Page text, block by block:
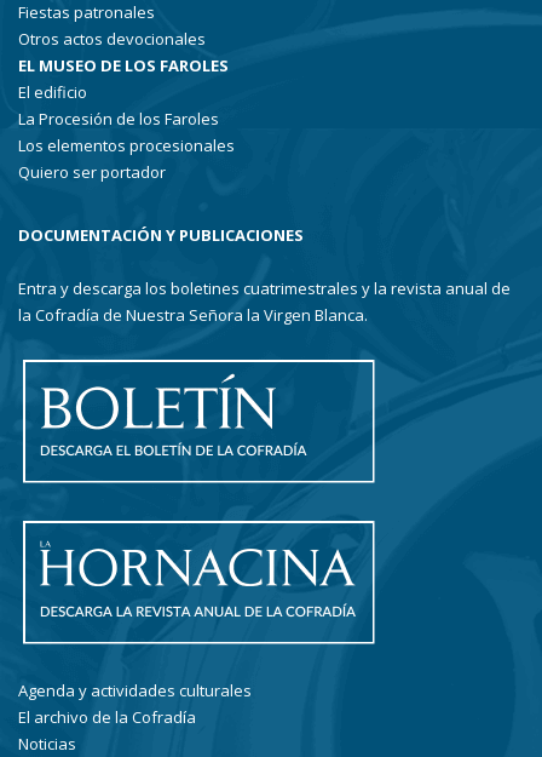
Fiestas patronales
Otros actos devocionales
EL MUSEO DE LOS FAROLES
El edificio
La Procesión de los Faroles
Los elementos procesionales
Quiero ser portador
DOCUMENTACIÓN Y PUBLICACIONES
Entra y descarga los boletines cuatrimestrales y la revista anual de
la Cofradía de Nuestra Señora la Virgen Blanca.
Agenda y actividades culturales
El archivo de la Cofradía
Noticias